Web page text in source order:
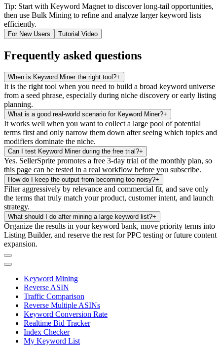
Tip: Start with Keyword Magnet to discover long-tail opportunities,
then use Bulk Mining to refine and analyze larger keyword lists
efficiently.
For New Users Tutorial Video
Frequently asked questions
When is Keyword Miner the right tool?+
It is the right tool when you need to build a broad keyword universe
from a seed phrase, especially during niche discovery or early listing
planning.
What is a good real-world scenario for Keyword Miner?+
It works well when you want to collect a large pool of potential
terms first and only narrow them down after seeing which topics and
modifiers dominate the niche.
Can I test Keyword Miner during the free trial?+
Yes. SellerSprite promotes a free 3-day trial of the monthly plan, so
this page can be tested in a real workflow before you subscribe.
How do I keep the output from becoming too noisy?+
Filter aggressively by relevance and commercial fit, and save only
the terms that truly match your product, customer intent, and launch
strategy.
What should I do after mining a large keyword list?+
Organize the results in your keyword bank, move priority terms into
Listing Builder, and reserve the rest for PPC testing or future content
expansion.
Keyword Mining
Reverse ASIN
Traffic Comparison
Reverse Multiple ASINs
Keyword Conversion Rate
Realtime Bid Tracker
Index Checker
My Keyword List